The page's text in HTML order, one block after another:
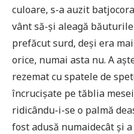
culoare, s-a auzit
vânt să-și aleagă
prefăcut surd, deși era
orice, numai asta nu. A
rezemat cu spatele de
încrucișate pe tăblia
ridicându-i-se o palmă
fost adusă numaidecât și